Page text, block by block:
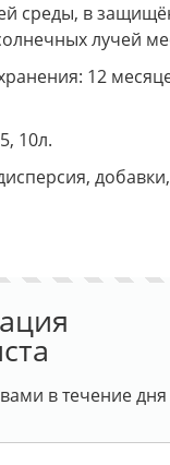
среды, в
лучей
12
10л.
в течение дня